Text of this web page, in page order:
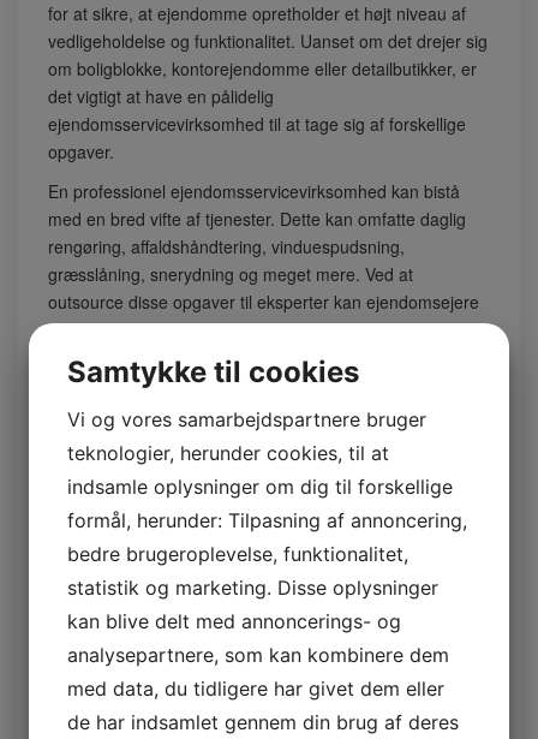
for at sikre, at ejendomme opretholder et højt niveau af
vedligeholdelse og funktionalitet. Uanset om det drejer sig
om boligblokke, kontorejendomme eller detailbutikker, er
det vigtigt at have en pålidelig
ejendomsservicevirksomhed til at tage sig af forskellige
opgaver.
En professionel ejendomsservicevirksomhed kan bistå
med en bred vifte af tjenester. Dette kan omfatte daglig
rengøring, affaldshåndtering, vinduespudsning,
græsslåning, snerydning og meget mere. Ved at
outsource disse opgaver til eksperter kan ejendomsejere
og administratorer spare tid og ressourcer, samtidig med
at de sikrer, at ejendommen altid fremstår præsentabel.
vigtigt at vælge en virksomhed med erfaring og ekspertise
inden for området. En pålidelig virksomhed vil være i
stand til at tilbyde skræddersyede løsninger, der
imødekommer ejendommens specifikke behov.
En god ejendomsservicevirksomhed vil have
veluddannede medarbejdere, der kan håndtere forskellige
opgaver effektivt og professionelt. De vil også have det
nødvendige udstyr og værktøjer til at udføre arbejdet på
en effektiv og sikker måde.
Når du vælger en ejendomsservicevirksomhed, er det
også vigtigt at overveje deres omdømme og tidligere
Samtykke til cookies
Vi og vores samarbejdspartnere bruger
teknologier, herunder cookies, til at
indsamle oplysninger om dig til forskellige
formål, herunder: Tilpasning af annoncering,
bedre brugeroplevelse, funktionalitet,
statistik og marketing. Disse oplysninger
kan blive delt med annoncerings- og
analysepartnere, som kan kombinere dem
med data, du tidligere har givet dem eller
de har indsamlet gennem din brug af deres